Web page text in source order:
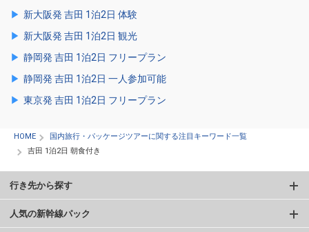
新大阪発 吉田 1泊2日 体験
新大阪発 吉田 1泊2日 観光
静岡発 吉田 1泊2日 フリープラン
静岡発 吉田 1泊2日 一人参加可能
東京発 吉田 1泊2日 フリープラン
HOME
国内旅行・パッケージツアーに関する注目キーワード一覧
吉田 1泊2日 朝食付き
行き先から探す
人気の新幹線パック